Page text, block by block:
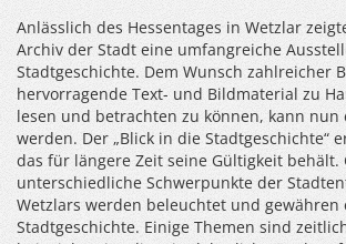
Anlässlich des Hessentages in Wetzlar
Archiv der Stadt eine umfangreiche
Stadtgeschichte. Dem Wunsch zahlreicher
hervorragende Text- und Bildmaterial zu
lesen und betrachten zu können, kann nun
werden. Der „Blick in die Stadtgeschichte“
das für längere Zeit seine Gültigkeit behält.
unterschiedliche Schwerpunkte der
Wetzlars werden beleuchtet und gewähren
Stadtgeschichte. Einige Themen sind